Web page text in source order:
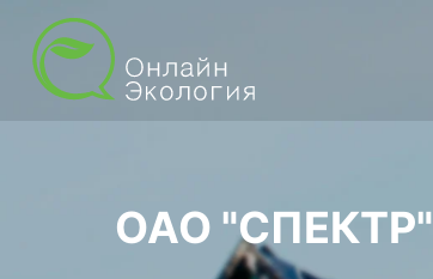
ОАО "СПЕКТР"